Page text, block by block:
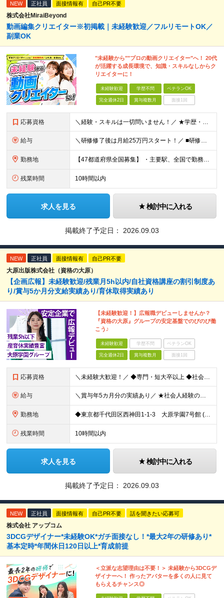
NEW 正社員 面接情報有 自己PR不要
株式会社MiraiBeyond
動画編集クリエイター※初掲載｜未経験歓迎／フルリモートOK／
副業OK
"未経験から""プロの動画クリエイター"へ！ 20代
が活躍する成長環境で、知識・スキルなしからク
リエイターに！
未経験歓迎 学歴不問 ベテランOK
完全週休2日 賞与複数月 面接1回
応募資格 ＼経験・スキルは一切問いません！／ ★学歴・職歴不問 ★未経験・第二新卒歓迎！ ★正社員デビューも応援します！ 【こんな方にピッタリ！】 ✓ 動画やYouTube、TikTokを見るのが好きな方 ✓
給与 ＼研修修了後は月給25万円スタート！／ ■研修修了後 月給25万円＋賞与＋インセンティブ賞与 ※残業代は別途支給 ▽研修期間▽ 【未経験者】 ▶ 月給20万円～ 【固定残業代について】
勤務地 【47都道府県全国募集】 ・主要駅、全国で勤務可能！ ・どこに住んでいても応募可能！ 【東京本社】 東京都品川区東品川5-9-2 在宅でコツコツ働きながら、長く安定して続けられます♪ 本社：〒1
残業時間 10時間以内
求人を見る 検討中に入れる
掲載終了予定日： 2026.09.03
NEW 正社員 面接情報有 自己PR不要
大原出版株式会社（資格の大原）
【企画広報】未経験歓迎/残業月5h以内/自社資格講座の割引制度あ
り/賞与5か月分支給実績あり/育休取得実績あり
【未経験歓迎！】広報職デビューしませんか？
『資格の大原』グループの安定基盤でのびのび働
こう♪
未経験歓迎 学歴不問 ベテランOK
完全週休2日 賞与複数月 面接1回
応募資格 ＼未経験大歓迎！／ ◆専門・短大卒以上 ◆社会人経験がある方 いろいろやってみたい！という意欲があればOK◎
給与 ＼賞与年5カ月分の実績あり／ ★社会人経験の年数に応じて給与アップ！ ★実績に応じたベースアップも年1回実施しています ★資格等をお持ちの方は、月給40万円可能！ 【想定年収】400～800万円
勤務地 ◆東京都千代田区西神田1-1-3 大原学園7号館 (変更の範囲)上記を除く当社関連勤務地
残業時間 10時間以内
求人を見る 検討中に入れる
掲載終了予定日： 2026.09.03
NEW 正社員 面接情報有 自己PR不要 話を聞きたい応募可
株式会社 アップコム
3DCGデザイナー*未経験OK*ガチ面接なし！*最大2年の研修あり*
基本定時*年間休日120日以上*育成前提
＜立派な志望理由は不要！＞ 未経験から3DCGデ
ザイナーへ！ 作ったアバターを多くの人に見て
もらえるチャンス◎